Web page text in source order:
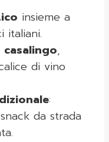
insieme a
italiani.
,
di vino
:
da strada